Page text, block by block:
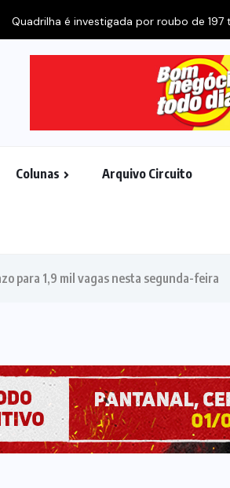
Quadrilha é investigada por roubo de 197
Colunas Arquivo Circuito
para 1,9 mil vagas nesta segunda-feira